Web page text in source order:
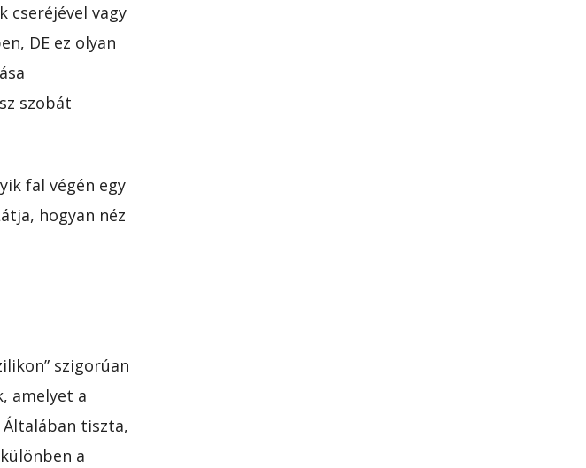
cseréjével vagy
DE ez olyan
szobát
fal végén egy
hogyan néz
szigorúan
amelyet a
Általában tiszta,
a